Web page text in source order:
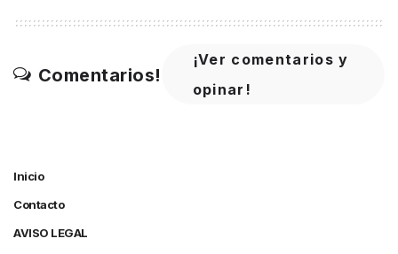
Comentarios!
¡Ver comentarios y
opinar!
Inicio
Contacto
AVISO LEGAL